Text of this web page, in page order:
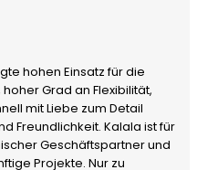
hohen Einsatz für die
Grad an Flexibilität,
mit Liebe zum Detail
Freundlichkeit. Kalala ist für
Geschäftspartner und
Projekte. Nur zu